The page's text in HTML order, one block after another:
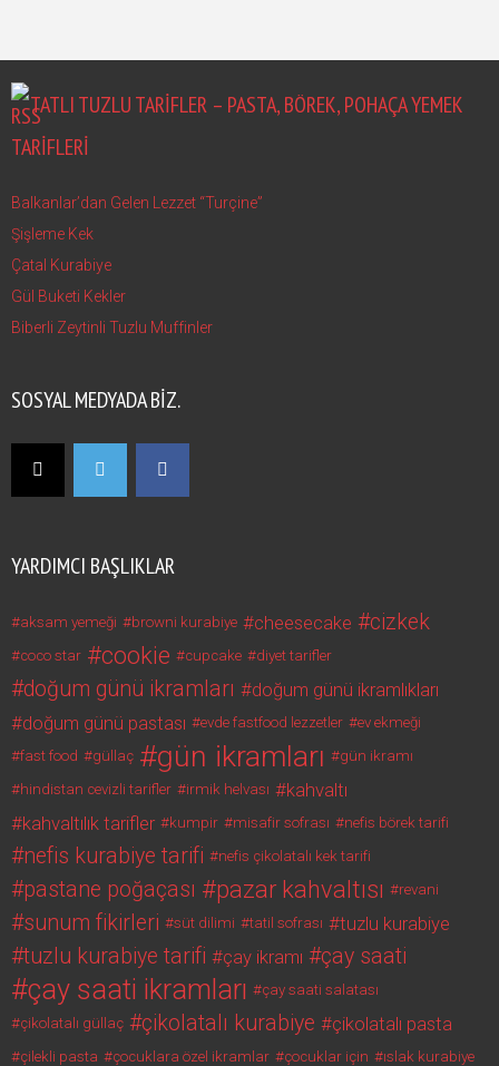
TATLI TUZLU TARIFLER – PASTA, BÖREK, POHAÇA YEMEK
TARIFLERI
Balkanlar’dan Gelen Lezzet “Turçine”
Şişleme Kek
Çatal Kurabiye
Gül Buketi Kekler
Biberli Zeytinli Tuzlu Muffinler
SOSYAL MEDYADA BIZ.
YARDIMCI BAŞLIKLAR
aksam yemeği browni kurabiye cheesecake cizkek
coco star cookie cupcake diyet tarifler
doğum günü ikramları
doğum günü ikramlıkları
doğum günü pastası
evde fastfood lezzetler
ev ekmeği
fast food
güllaç gün ikramları
gün ikramı
hindistan cevizli tarifler
irmik helvası
kahvaltı
kahvaltılık tarifler
kumpir misafir sofrası nefis börek tarifi
nefis kurabiye tarifi nefis çikolatalı kek tarifi
pastane poğaçası pazar kahvaltısı revani
sunum fikirleri süt dilimi tatil sofrası tuzlu kurabiye
tuzlu kurabiye tarifi çay ikramı çay saati
çay saati ikramları
çay saati salatası
çikolatalı güllaç
çikolatalı kurabiye çikolatalı pasta
çilekli pasta çocuklara özel ikramlar çocuklar için ıslak kurabiye